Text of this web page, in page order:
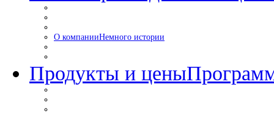
О компанииНемного истории
Продукты и цены